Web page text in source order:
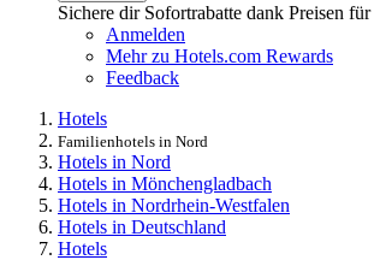
Sichere dir Sofortrabatte dank Preisen
Anmelden
Mehr zu Hotels.com Rewards
Feedback
Hotels
Familienhotels in Nord
Hotels in Nord
Hotels in Mönchengladbach
Hotels in Nordrhein-Westfalen
Hotels in Deutschland
Hotels